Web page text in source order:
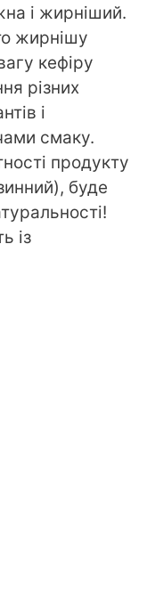
і жирніший.
жирнішу
кефіру
різних
і
смаку.
продукту
буде
із